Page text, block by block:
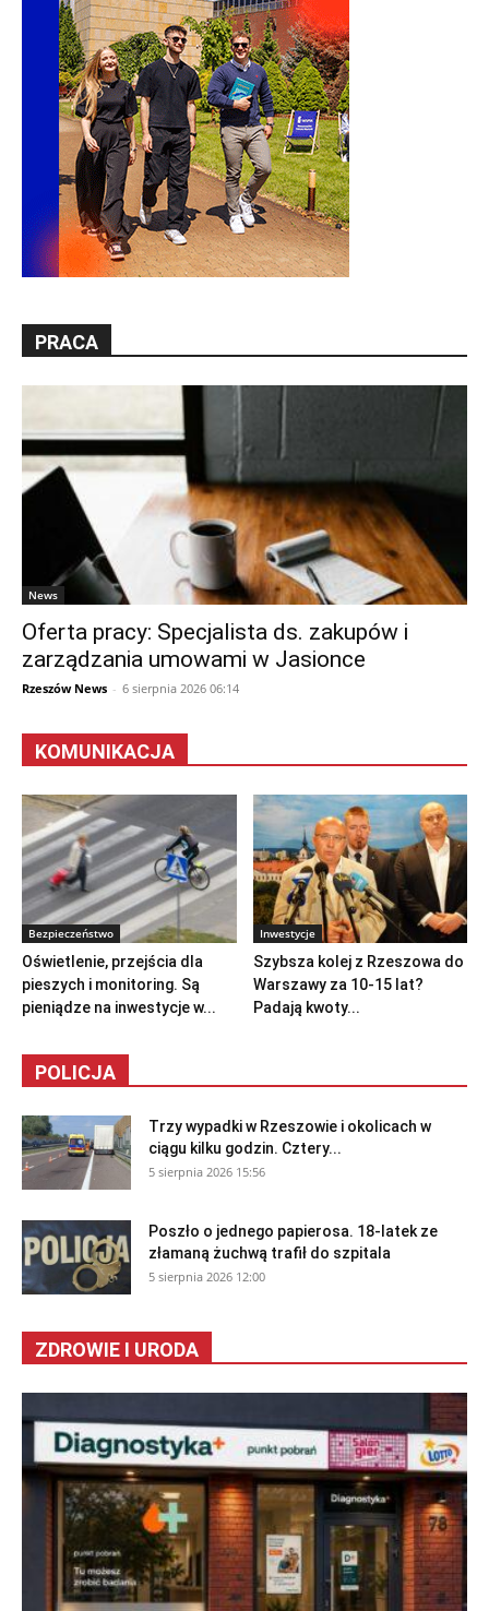
PRACA
News
Oferta pracy: Specjalista ds. zakupów i
zarządzania umowami w Jasionce
Rzeszów News - 6 sierpnia 2026 06:14
KOMUNIKACJA
Bezpieczeństwo
Oświetlenie, przejścia dla
pieszych i monitoring. Są
pieniądze na inwestycje w...
Inwestycje
Szybsza kolej z Rzeszowa do
Warszawy za 10-15 lat?
Padają kwoty...
POLICJA
Trzy wypadki w Rzeszowie i okolicach w
ciągu kilku godzin. Cztery...
5 sierpnia 2026 15:56
Poszło o jednego papierosa. 18-latek ze
złamaną żuchwą trafił do szpitala
5 sierpnia 2026 12:00
ZDROWIE I URODA